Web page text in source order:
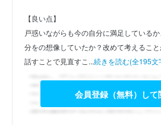
【良い点】
戸惑いながらも今の自分に満足している
分をの想像していたか？改めて考えるこ
話すことで見直すこ...続きを読む(全195文
会員登録（無料）して